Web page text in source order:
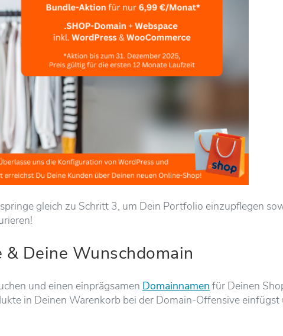
gleich zu Schritt 3, um Dein Portfolio einzupflegen
Deine Wunschdomain
und einen einprägsamen Domainnamen für Deinen
in Deinen Warenkorb bei der Domain-Offensive